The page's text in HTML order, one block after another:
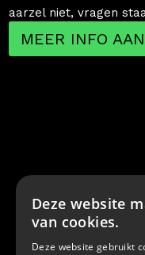
aarzel niet, vragen
MEER INFO
Deze website
van cookies.
Deze website gebruikt